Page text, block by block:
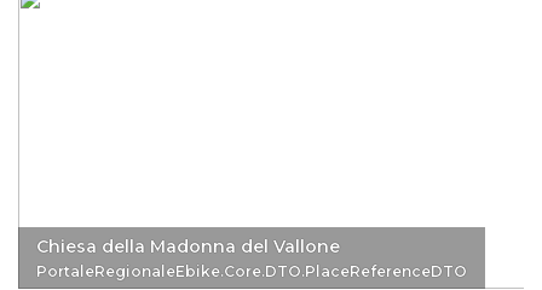
Chiesa della Madonna del Vallone
PortaleRegionaleEbike.Core.DTO.PlaceReferenceDTO